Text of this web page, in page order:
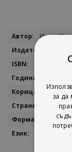
Повече
информация
Иван
мека
296
14,3х21
за да